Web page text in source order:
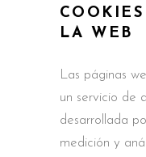
LA WEB
Las páginas
un servicio de
desarrollada
medición y